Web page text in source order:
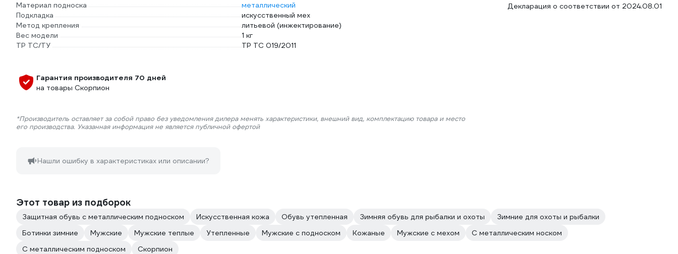
Материал подноска
металлический
Подкладка
искусственный мех
Метод крепления
литьевой (инжектирование)
Вес модели
1 кг
ТР ТС/ТУ
ТР ТС 019/2011
Гарантия производителя 70 дней
на товары Скорпион
*Производитель оставляет за собой право без уведомления дилера менять характеристики, внешний вид, комплектацию товара и место
его производства. Указанная информация не является публичной офертой
Нашли ошибку в характеристиках или описании?
Декларация о соответствии от 2024.08.01
Этот товар из подборок
Защитная обувь с металлическим подноском Искусственная кожа Обувь утепленная Зимняя обувь для рыбалки и охоты
Зимние для охоты и рыбалки
Ботинки зимние
Мужские Мужские теплые Утепленные Мужские с подноском Кожаные Мужские с мехом
С металлическим носком
С металлическим подноском
Скорпион